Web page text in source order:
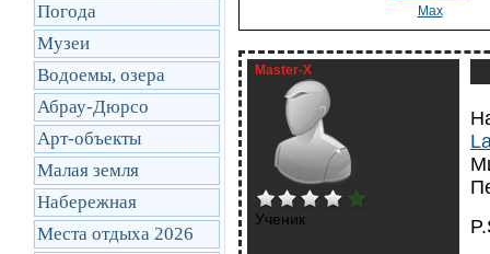
Погода
Музеи
Водоемы, озера
Абрау-Дюрсо
Арт-объекты
Малая земля
Набережная
Места отдыха 2026
Max
Master-X
Ученик